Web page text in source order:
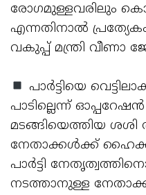
രോഗമുള്ളവരിലും
എന്നതിനാല്‍
വകുപ്പ് മന്ത്രി വീണാ
പാര്‍ട്ടിയെ
പാടില്ലെന്ന്
മടങ്ങിയെത്തിയ
നേതാക്കള്‍ക്ക്
പാര്‍ട്ടി
നടത്താനുള്ള